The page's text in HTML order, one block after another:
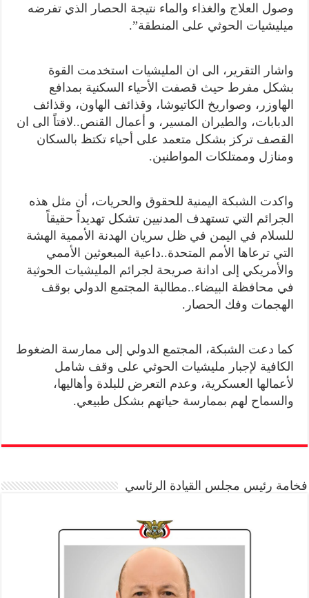
وصول العلاج والغذاء والماء نتيجة الحصار الذي تفرضه
ميليشيات الحوثي على المنطقة”.
واشار التقرير، الى ان المليشيات استخدمت القوة
بشكل مفرط حيث قصفت الأحياء السكنية بمدافع
الهاوزر، وصواريخ الكاتيوشا، وقذائف الهاون، وقذائف
الدبابات، والطيران المسير، و أعمال القنص..لافتاً الى ان
القصف تركز بشكل متعمد على أحياء تكتظ بالسكان
ومنازل وممتلكات المواطنين.
واكدت الشبكة اليمنية للحقوق والحريات، أن مثل هذه
الجرائم التي تستهدف المدنيين تشكل تهديداً حقيقاً
للسلام في اليمن في ظل سريان الهدنة الأممية الهشة
التي ترعاها الأمم المتحدة..داعية المبعوثين الأممي
والأمريكي إلى ادانة صريحة لجرائم المليشيات الحوثية
في محافظة البيضاء..مطالبة المجتمع الدولي بوقف
الهجمات وفك الحصار.
كما دعت الشبكة، المجتمع الدولي إلى ممارسة الضغوط
الكافية لإجبار مليشيات الحوثي على وقف شامل
لأعمالها العسكرية، وعدم التعرض للبلدة وأهاليها،
والسماح لهم بممارسة حياتهم بشكل طبيعي.
فخامة رئيس مجلس القيادة الرئاسي